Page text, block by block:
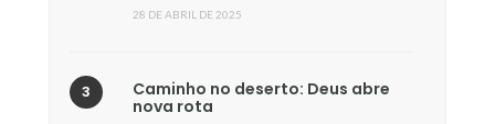
28 DE ABRIL DE 2025
Caminho no deserto: Deus abre
nova rota